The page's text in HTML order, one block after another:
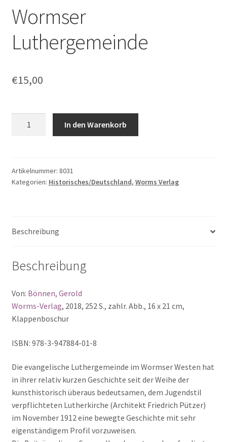
Wormser
Luthergemeinde
€15,00
Geschichte
der
In den Warenkorb
Artikelnummer: 8031
Kategorien: Historisches/Deutschland, Worms Verlag
Beschreibung
Beschreibung
Von: Bönnen, Gerold
Worms-Verlag, 2018, 252 S., zahlr. Abb., 16 x 21 cm,
Klappenboschur
ISBN: 978-3-947884-01-8
Die evangelische Luthergemeinde im Wormser Westen hat
in ihrer relativ kurzen Geschichte seit der Weihe der
kunsthistorisch überaus bedeut­samen, dem Jugendstil
verpflichteten Lutherkirche (Architekt Friedrich Pützer)
im November 1912 eine bewegte Geschichte mit sehr
eigenständigem Profil vorzuweisen.